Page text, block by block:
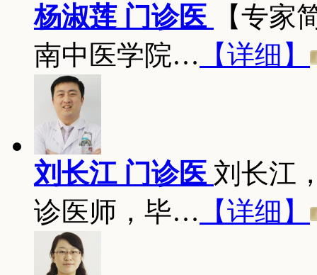
杨淑莲 门诊医
【专家
南中医学院… 【详细】
刘长江 门诊医 刘长江
诊医师，毕… 【详细】